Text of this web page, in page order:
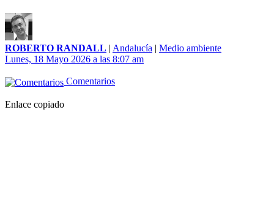
ROBERTO RANDALL | Andalucía | Medio ambiente
Lunes, 18 Mayo 2026 a las 8:07 am
Comentarios
Enlace copiado